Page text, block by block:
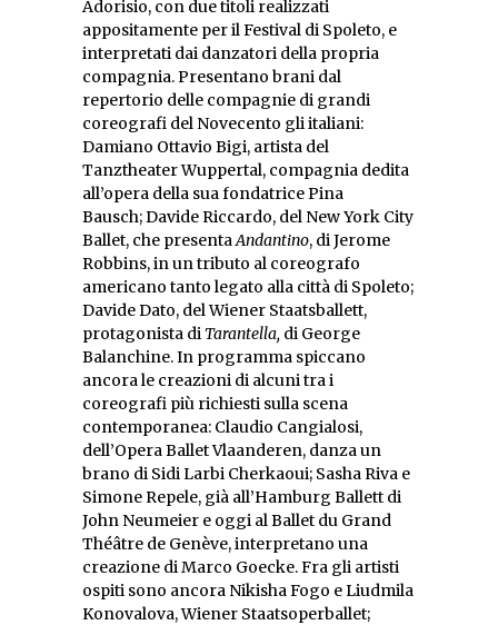
Adorisio, con due titoli realizzati
appositamente per il Festival di Spoleto, e
interpretati dai danzatori della propria
compagnia. Presentano brani dal
repertorio delle compagnie di grandi
coreografi del Novecento gli italiani:
Damiano Ottavio Bigi, artista del
Tanztheater Wuppertal, compagnia dedita
all’opera della sua fondatrice Pina
Bausch; Davide Riccardo, del New York City
Ballet, che presentaAndantino, di Jerome
Robbins, in un tributo al coreografo
americano tanto legato alla città di Spoleto;
Davide Dato, del Wiener Staatsballett,
protagonista di Tarantella, di George
Balanchine. In programma spiccano
ancora le creazioni di alcuni tra i
coreografi più richiesti sulla scena
contemporanea: Claudio Cangialosi,
dell’Opera Ballet Vlaanderen, danza un
brano di Sidi Larbi Cherkaoui; Sasha Riva e
Simone Repele, già all’Hamburg Ballett di
John Neumeier e oggi al Ballet du Grand
Théâtre de Genève, interpretano una
creazione di Marco Goecke. Fra gli artisti
ospiti sono ancora Nikisha Fogo e Liudmila
Konovalova, Wiener Staatsoperballet;